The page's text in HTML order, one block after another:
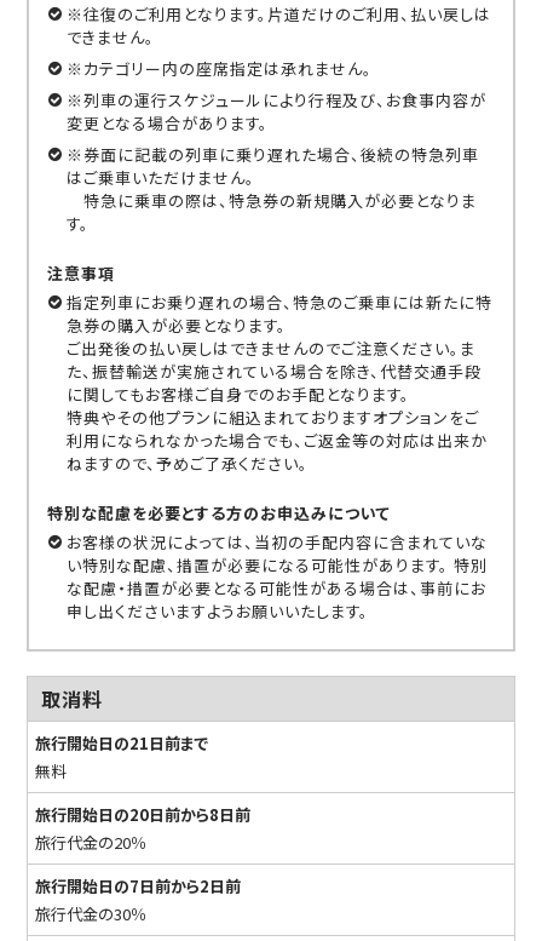
※往復のご利用となります。片道だけのご利用、払い戻しは
できません。
※カテゴリー内の座席指定は承れません。
※列車の運行スケジュールにより行程及び、お食事内容が
変更となる場合があります。
※券面に記載の列車に乗り遅れた場合、後続の特急列車
はご乗車いただけません。
特急に乗車の際は、特急券の新規購入が必要となりま
す。
注意事項
指定列車にお乗り遅れの場合、特急のご乗車には新たに特
急券の購入が必要となります。
ご出発後の払い戻しはできませんのでご注意ください。ま
た、振替輸送が実施されている場合を除き、代替交通手段
に関してもお客様ご自身でのお手配となります。
特典やその他プランに組込まれておりますオプションをご
利用になられなかった場合でも、ご返金等の対応は出来か
ねますので、予めご了承ください。
特別な配慮を必要とする方のお申込みについて
お客様の状況によっては、当初の手配内容に含まれていな
い特別な配慮、措置が必要になる可能性があります。 特別
な配慮・措置が必要となる可能性がある場合は、事前にお
申し出くださいますようお願いいたします。
取消料
旅行開始日の21日前まで
無料
旅行開始日の20日前から8日前
旅行代金の20％
旅行開始日の7日前から2日前
旅行代金の30％